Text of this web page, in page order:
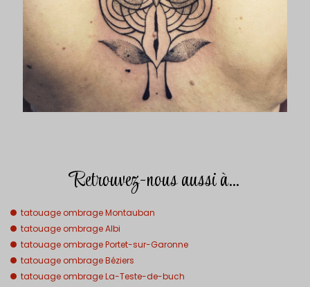
Retrouvez-nous aussi à…
tatouage ombrage Montauban
tatouage ombrage Albi
tatouage ombrage Portet-sur-Garonne
tatouage ombrage Béziers
tatouage ombrage La-Teste-de-buch